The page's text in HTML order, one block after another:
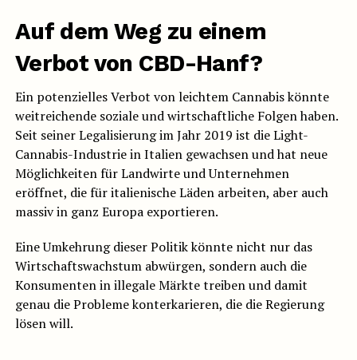
Auf dem Weg zu einem
Verbot von CBD-Hanf?
Ein potenzielles Verbot von leichtem Cannabis könnte
weitreichende soziale und wirtschaftliche Folgen haben.
Seit seiner Legalisierung im Jahr 2019 ist die Light-
Cannabis-Industrie in Italien gewachsen und hat neue
Möglichkeiten für Landwirte und Unternehmen
eröffnet, die für italienische Läden arbeiten, aber auch
massiv in ganz Europa exportieren.
Eine Umkehrung dieser Politik könnte nicht nur das
Wirtschaftswachstum abwürgen, sondern auch die
Konsumenten in illegale Märkte treiben und damit
genau die Probleme konterkarieren, die die Regierung
lösen will.